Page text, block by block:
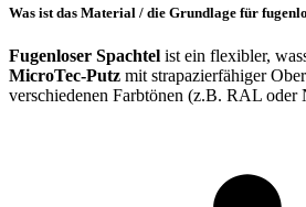
Was ist das Material / die Grundlage für
Fugenloser Spachtel ist ein flexibler,
MicroTec-Putz mit strapazierfähiger
verschiedenen Farbtönen (z.B. RAL oder